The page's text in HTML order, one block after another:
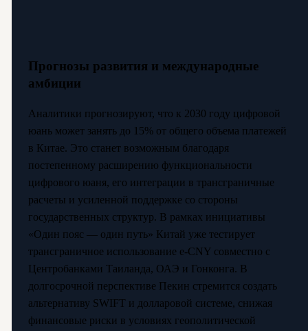
Прогнозы развития и международные
амбиции
Аналитики прогнозируют, что к 2030 году цифровой
юань может занять до 15% от общего объема платежей
в Китае. Это станет возможным благодаря
постепенному расширению функциональности
цифрового юаня, его интеграции в трансграничные
расчеты и усиленной поддержке со стороны
государственных структур. В рамках инициативы
«Один пояс — один путь» Китай уже тестирует
трансграничное использование e-CNY совместно с
Центробанками Таиланда, ОАЭ и Гонконга. В
долгосрочной перспективе Пекин стремится создать
альтернативу SWIFT и долларовой системе, снижая
финансовые риски в условиях геополитической